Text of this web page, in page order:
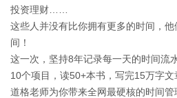
投资理财……
这些人并没有比你拥有更多的时间，
间！
这一次，坚持8年记录每一天的时间流
10个项目，读50+本书，写完15万字
道格老师为你带来全网最硬核的时间管